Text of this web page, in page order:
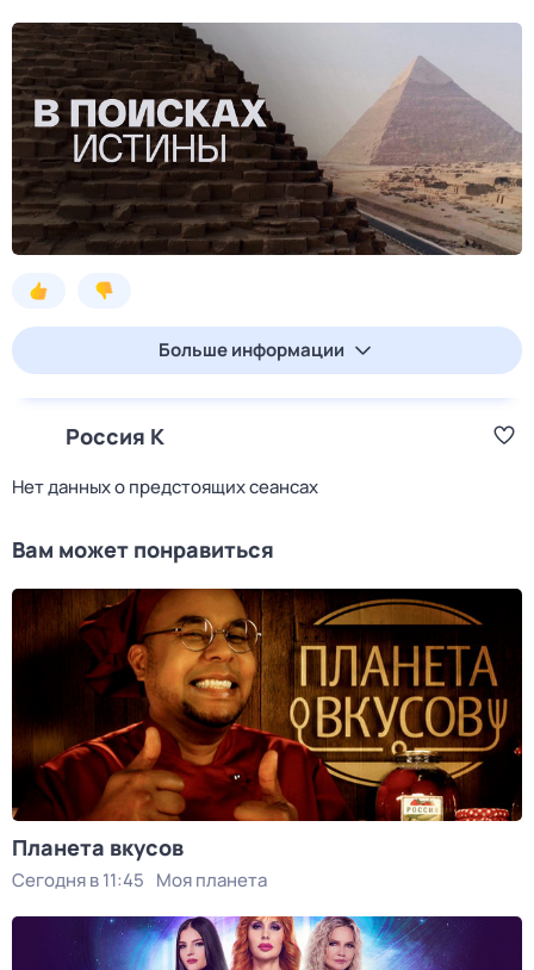
Больше информации
Россия К
Нет данных о предстоящих сеансах
Вам может понравиться
Планета вкусов
Сегодня в 11:45 Моя планета